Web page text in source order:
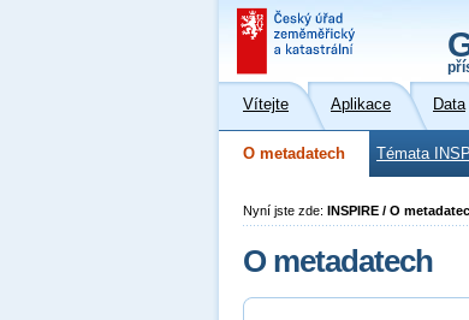
Vítejte Aplikace Data
O metadatech Témata
Nyní jste zde: INSPIRE / O
O metadatech